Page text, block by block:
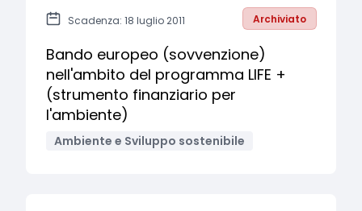
Scadenza: 18 luglio 2011 Archiviato
Bando europeo (sovvenzione)
nell'ambito del programma LIFE +
(strumento finanziario per
l'ambiente)
Ambiente e Sviluppo sostenibile